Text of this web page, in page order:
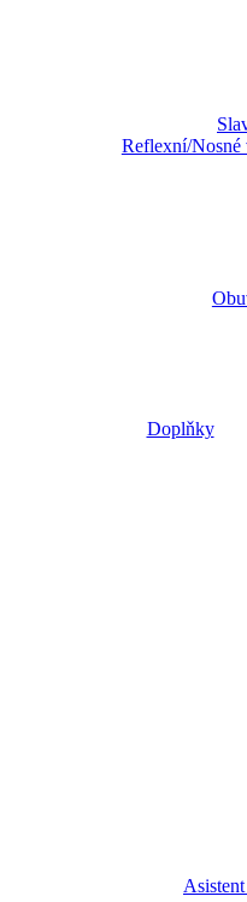
Reflexní/Nosné
Doplňky